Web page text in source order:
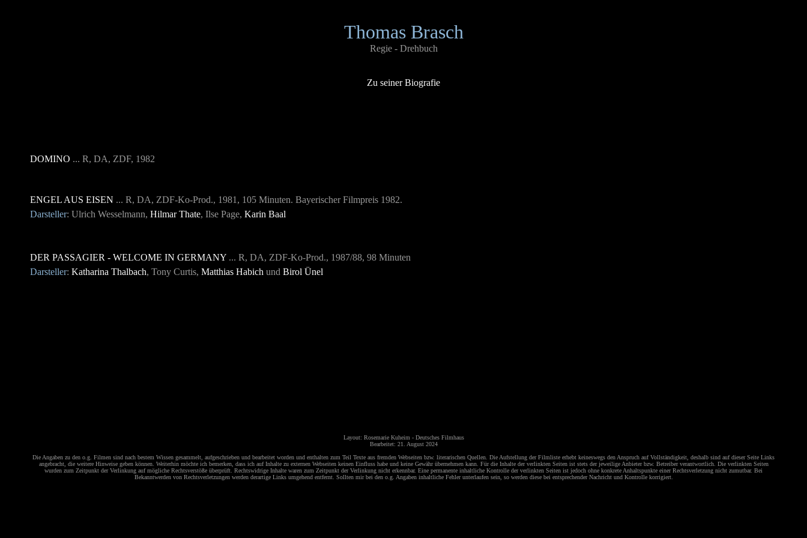
Thomas Brasch
Regie - Drehbuch
Zu seiner Biografie
DOMINO ... R, DA, ZDF, 1982
ENGEL AUS EISEN ... R, DA, ZDF-Ko-Prod., 1981 , 105 Minuten. Bayerischer Filmpreis 1982.
Darsteller: Ulrich Wesselmann, Hilmar Thate, Ilse Page, Karin Baal
DER PASSAGIER - WELCOME IN GERMANY ... R, DA, ZDF-Ko-Prod., 1987/88, 98 Minuten
Darsteller: Katharina Thalbach, Tony Curtis, Matthias Habich und Birol Ünel
Layout: Rosemarie Kuheim - Deutsches Filmhaus
Bearbeitet: 21. August 2024
Die Angaben zu den o.g. Filmen sind nach bestem Wissen gesammelt, aufgeschrieben und bearbeitet worden und enthalten zum Teil Texte aus fremden Webseiten bzw. literarischen Quellen. Die Aufstellung der Filmliste erhebt keineswegs den Anspruch auf Vollständigkeit, deshalb sind auf dieser Seite Links
angebracht, die weitere Hinweise geben können. Weiterhin möchte ich bemerken, dass ich auf Inhalte zu externen Webseiten keinen Einfluss habe und keine Gewähr übernehmen kann. Für die Inhalte der verlinkten Seiten ist stets der jeweilige Anbieter bzw. Betreiber verantwortlich. Die verlinkten Seiten
wurden zum Zeitpunkt der Verlinkung auf mögliche Rechtsverstöße überprüft. Rechtswidrige Inhalte waren zum Zeitpunkt der Verlinkung nicht erkennbar. Eine permanente inhaltliche Kontrolle der verlinkten Seiten ist jedoch ohne konkrete Anhaltspunkte einer Rechtsverletzung nicht zumutbar. Bei
Bekanntwerden von Rechtsverletzungen werden derartige Links umgehend entfernt. Sollten mir bei den o.g. Angaben inhaltliche Fehler unterlaufen sein, so werden diese bei entsprechender Nachricht und Kontrolle korrigiert.